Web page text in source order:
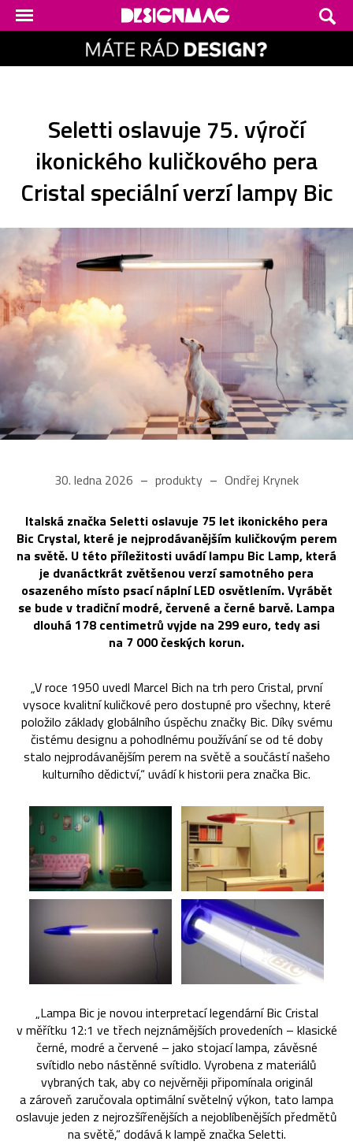
Seletti oslavuje 75. výročí
ikonického kuličkového pera
Cristal speciální verzí lampy Bic
30. ledna 2026 produkty Ondřej Krynek
Italská značka Seletti oslavuje 75 let ikonického pera
Bic Crystal, které je nejprodávanějším kuličkovým perem
na světě. U této příležitosti uvádí lampu Bic Lamp, která
je dvanáctkrát zvětšenou verzí samotného pera
osazeného místo psací náplní LED osvětlením. Vyrábět
se bude v tradiční modré, červené a černé barvě. Lampa
dlouhá 178 centimetrů vyjde na 299 euro, tedy asi
na 7 000 českých korun.
„V roce 1950 uvedl Marcel Bich na trh pero Cristal, první
vysoce kvalitní kuličkové pero dostupné pro všechny, které
položilo základy globálního úspěchu značky Bic. Díky svému
čistému designu a pohodlnému používání se od té doby
stalo nejprodávanějším perem na světě a součástí našeho
kulturního dědictví,“ uvádí k historii pera značka Bic.
„Lampa Bic je novou interpretací legendární Bic Cristal
v měřítku 12:1 ve třech nejznámějších provedeních – klasické
černé, modré a červené – jako stojací lampa, závěsné
svítidlo nebo nástěnné svítidlo. Vyrobena z materiálů
vybraných tak, aby co nejvěrněji připomínala originál
a zároveň zaručovala optimální světelný výkon, tato lampa
oslavuje jeden z nejrozšířenějších a nejoblíbenějších předmětů
na světě,“ dodává k lampě značka Seletti.